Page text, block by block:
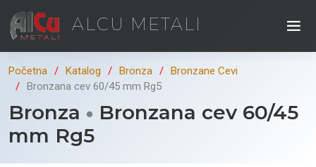
ALCU METALI
Početna Katalog Bronza
Bronzane Cevi
Bronzana cev 60/45 mm Rg5
Bronza
Bronzana cev 60/45
mm Rg5